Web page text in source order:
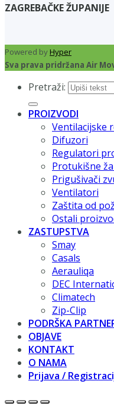
ZAGREBAČKE ŽUPANIJE
Powered byHyper
Sva prava pridržana Air
Pretraži:
PROIZVODI
Ventilacijske
Difuzori
Regulatori
Protukišne
Prigušivači
Ventilatori
Zaštita od
Ostali
ZASTUPSTVA
Smay
Casals
Aerauliqa
DEC
Climatech
Zip-Clip
PODRŠKA
OBJAVE
KONTAKT
O NAMA
Prijava /